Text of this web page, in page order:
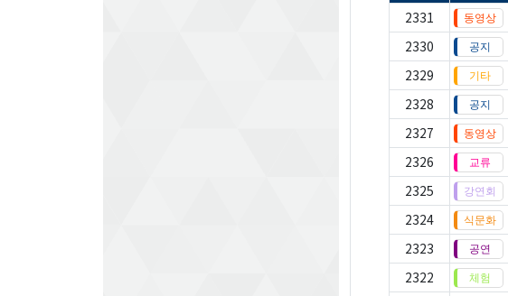
2331
2330
2329
2328
2327
2326
2325
2324
2323
2322